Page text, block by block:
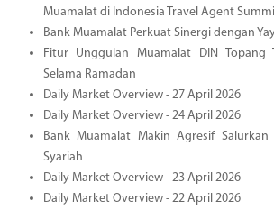
Muamalat di Indonesia Travel Agent
Bank Muamalat Perkuat Sinergi dengan
Fitur Unggulan Muamalat DIN Topang
Selama Ramadan
Daily Market Overview - 27 April 2026
Daily Market Overview - 24 April 2026
Bank Muamalat Makin Agresif Salurkan
Syariah
Daily Market Overview - 23 April 2026
Daily Market Overview - 22 April 2026